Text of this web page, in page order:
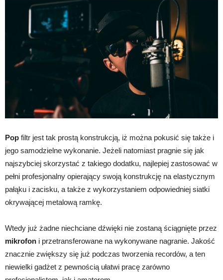
Pop filtr jest tak prostą konstrukcją, iż można pokusić się także i
jego samodzielne wykonanie. Jeżeli natomiast pragnie się jak
najszybciej skorzystać z takiego dodatku, najlepiej zastosować w
pełni profesjonalny opierający swoją konstrukcję na elastycznym
pałąku i zacisku, a także z wykorzystaniem odpowiedniej siatki
okrywającej metalową ramkę.
Wtedy już żadne niechciane dźwięki nie zostaną ściągnięte przez
mikrofon i przetransferowane na wykonywane nagranie. Jakość
znacznie zwiększy się już podczas tworzenia recordów, a ten
niewielki gadżet z pewnością ułatwi pracę zarówno